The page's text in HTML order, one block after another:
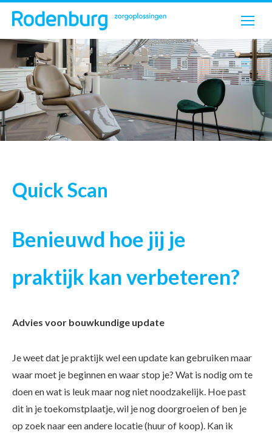
Quick Scan
Benieuwd hoe jij je
praktijk kan verbeteren?
Advies voor bouwkundige update
Je weet dat je praktijk wel een update kan gebruiken maar
waar moet je beginnen en waar stop je? Wat is nodig om te
doen en wat is leuk maar nog niet noodzakelijk. Hoe past
dit in je toekomstplaatje, wil je nog doorgroeien of ben je
op zoek naar een andere locatie (huur of koop). Kan ik